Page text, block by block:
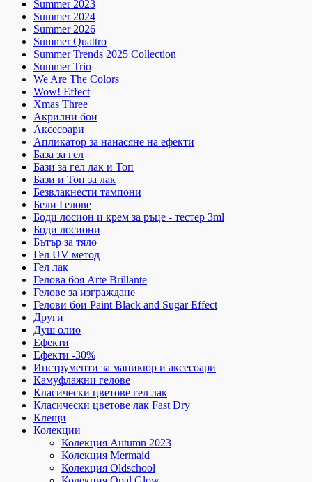
Summer 2023
Summer 2024
Summer 2026
Summer Quattro
Summer Trends 2025 Collection
Summer Trio
We Are The Colors
Wow! Effect
Xmas Three
Акрилни бои
Аксесоари
Апликатор за нанасяне на ефекти
База за гел
Бази за гел лак и Топ
Бази и Топ за лак
Безвлакнести тампони
Бели Гелове
Боди лосион и крем за ръце - тестер 3ml
Боди лосиони
Бътър за тяло
Гел UV метод
Гел лак
Гелова боя Arte Brillante
Гелове за изграждане
Гелови бои Paint Black and Sugar Effect
Други
Душ олио
Ефекти
Ефекти -30%
Инструменти за маникюр и аксесоари
Камуфлажни гелове
Класически цветове гел лак
Класически цветове лак Fast Dry
Клещи
Колекции
Колекция Autumn 2023
Колекция Mermaid
Колекция Oldschool